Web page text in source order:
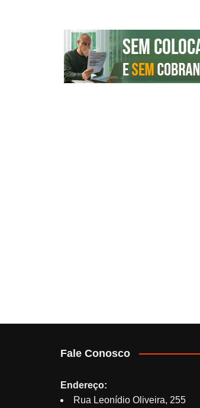
Fale Conosco
Endereço:
Rua Leonídio Oliveira, 255